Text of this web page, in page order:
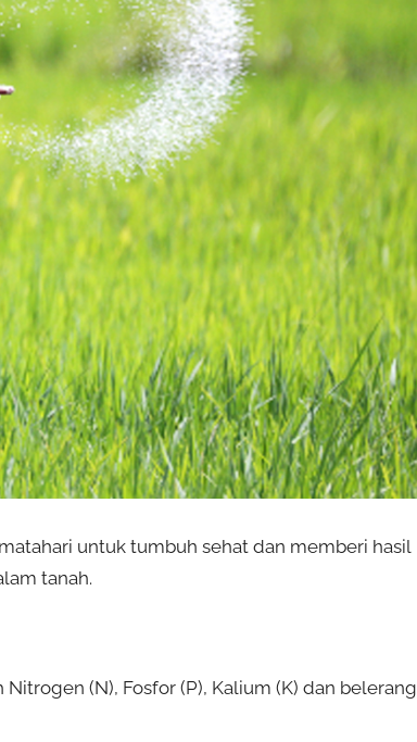
untuk tumbuh sehat dan memberi hasil
tanah.
(N), Fosfor (P), Kalium (K) dan belerang